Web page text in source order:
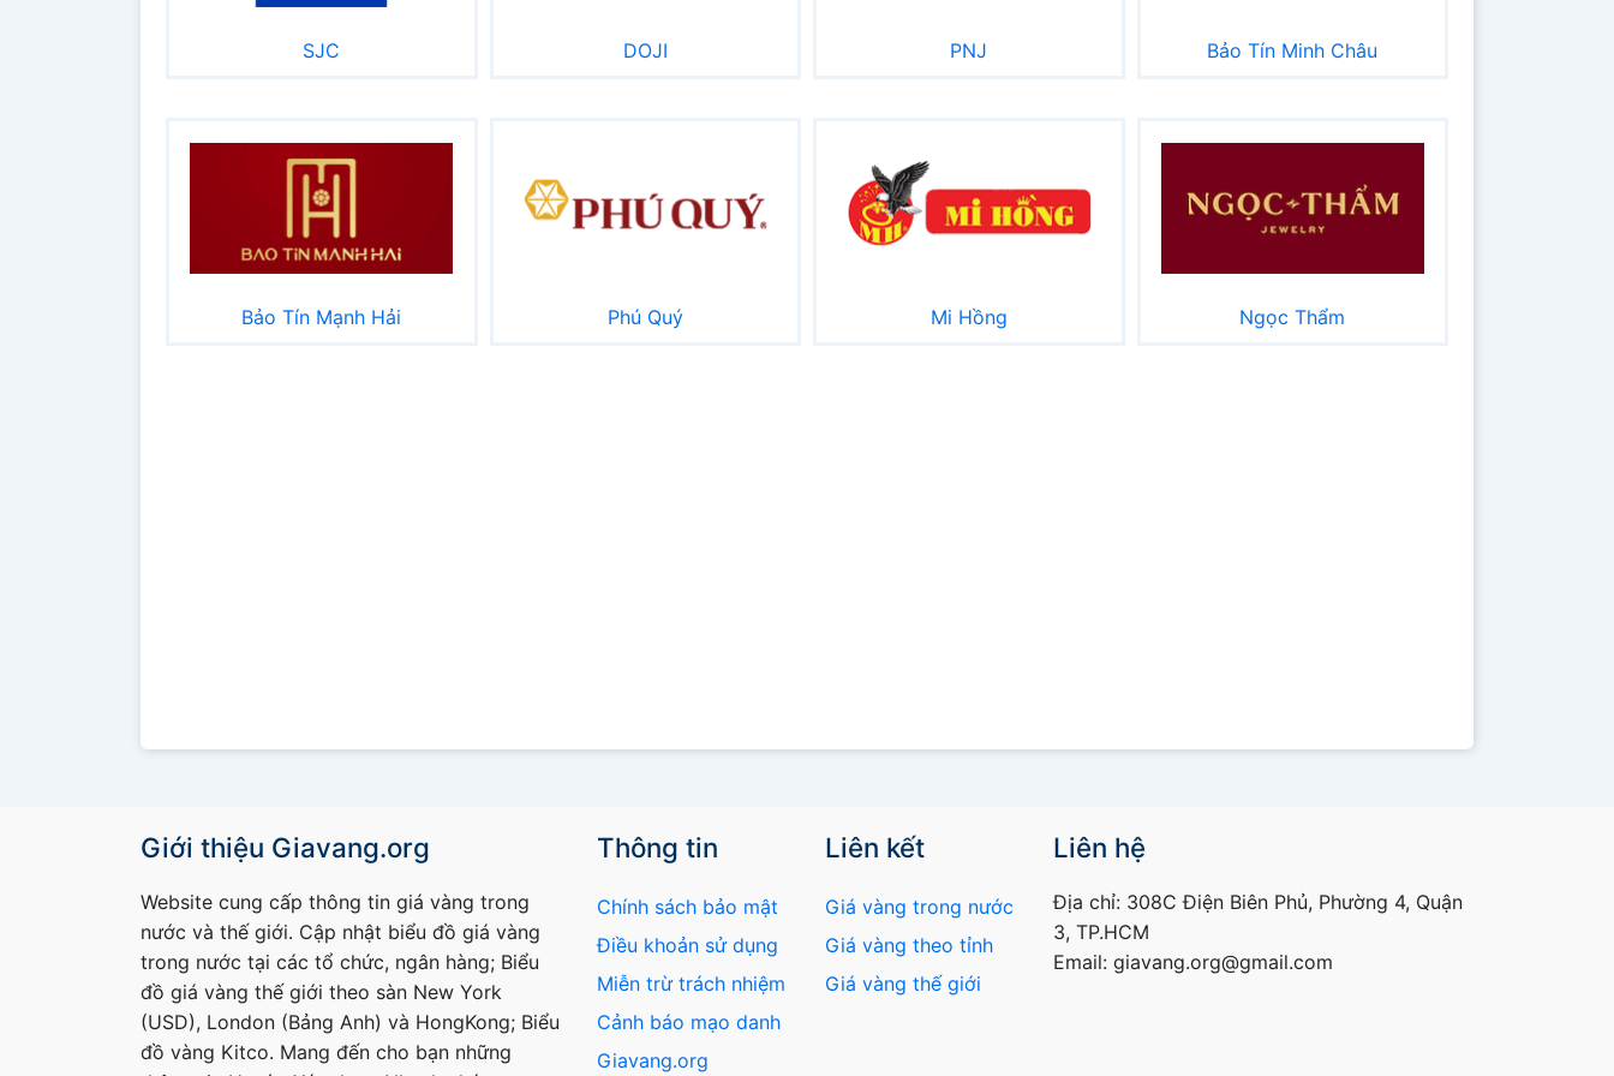
SJC DOJI PNJ Bảo Tín Minh Châu
Bảo Tín Mạnh Hải Phú Quý Mi Hồng Ngọc Thẩm
Giới thiệu Giavang.org
Website cung cấp thông tin giá vàng trong
nước và thế giới. Cập nhật biểu đồ giá vàng
trong nước tại các tổ chức, ngân hàng; Biểu
đồ giá vàng thế giới theo sàn New York
(USD), London (Bảng Anh) và HongKong; Biểu
đồ vàng Kitco. Mang đến cho bạn những
Thông tin
Chính sách bảo mật
Điều khoản sử dụng
Miễn trừ trách nhiệm
Cảnh báo mạo danh
Giavang.org
Liên kết
Giá vàng trong nước
Giá vàng theo tỉnh
Giá vàng thế giới
Liên hệ
Địa chỉ: 308C Điện Biên Phủ, Phường 4, Quận
3, TP.HCM
Email: giavang.org@gmail.com